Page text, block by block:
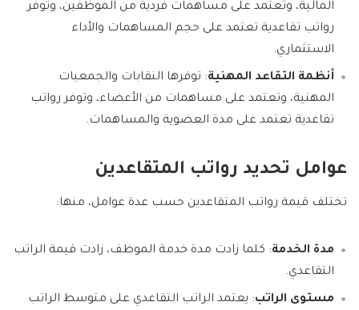
المالية، وتعتمد على مساهمات فردية من الموظفين، وتوفر
رواتب تقاعدية تعتمد على حجم المساهمات والأداء
الاستثماري.
أنظمة التقاعد المهنية: توفرها النقابات والجمعيات
المهنية، وتعتمد على مساهمات من الأعضاء، وتوفر رواتب
تقاعدية تعتمد على مدة العضوية والمساهمات.
عوامل تحديد رواتب المتقاعدين
تختلف قيمة رواتب المتقاعدين حسب عدة عوامل، منها:
مدة الخدمة: كلما زادت مدة خدمة الموظف، زادت قيمة الراتب
التقاعدي.
مستوى الراتب: يعتمد الراتب التقاعدي على متوسط الراتب